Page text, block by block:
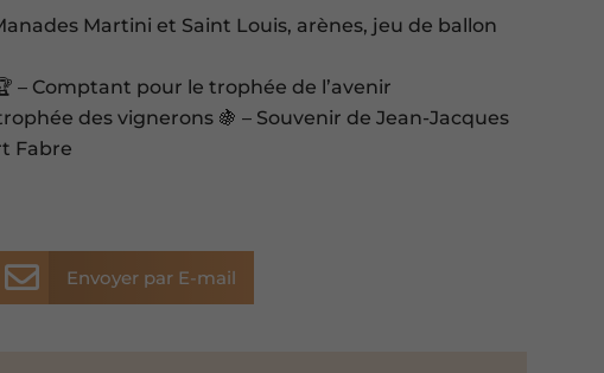
Martini et Saint Louis, arènes, jeu de ballon
– Comptant pour le trophée de l’avenir
des vignerons 🍇 – Souvenir de Jean-Jacques
Fabre
 Envoyer par E-mail